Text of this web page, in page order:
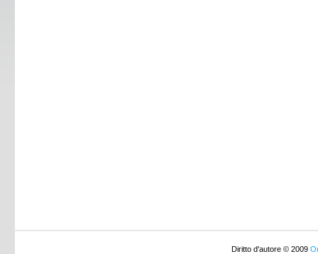
Diritto d'autore © 2009